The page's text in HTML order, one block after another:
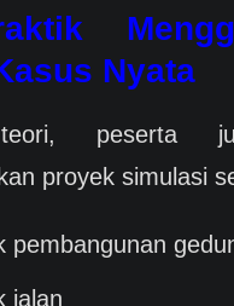
Nyata
peserta
proyek simulasi
pembangunan
jalan